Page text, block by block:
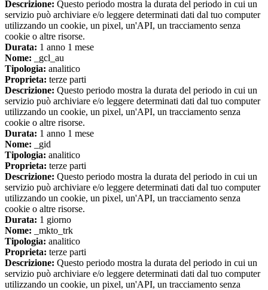
Descrizione: Questo periodo mostra la durata del periodo in cui un
servizio può archiviare e/o leggere determinati dati dal tuo computer
utilizzando un cookie, un pixel, un'API, un tracciamento senza
cookie o altre risorse.
Durata: 1 anno 1 mese
Nome: _gcl_au
Tipologia: analitico
Proprieta: terze parti
Descrizione: Questo periodo mostra la durata del periodo in cui un
servizio può archiviare e/o leggere determinati dati dal tuo computer
utilizzando un cookie, un pixel, un'API, un tracciamento senza
cookie o altre risorse.
Durata: 1 anno 1 mese
Nome: _gid
Tipologia: analitico
Proprieta: terze parti
Descrizione: Questo periodo mostra la durata del periodo in cui un
servizio può archiviare e/o leggere determinati dati dal tuo computer
utilizzando un cookie, un pixel, un'API, un tracciamento senza
cookie o altre risorse.
Durata: 1 giorno
Nome: _mkto_trk
Tipologia: analitico
Proprieta: terze parti
Descrizione: Questo periodo mostra la durata del periodo in cui un
servizio può archiviare e/o leggere determinati dati dal tuo computer
utilizzando un cookie, un pixel, un'API, un tracciamento senza